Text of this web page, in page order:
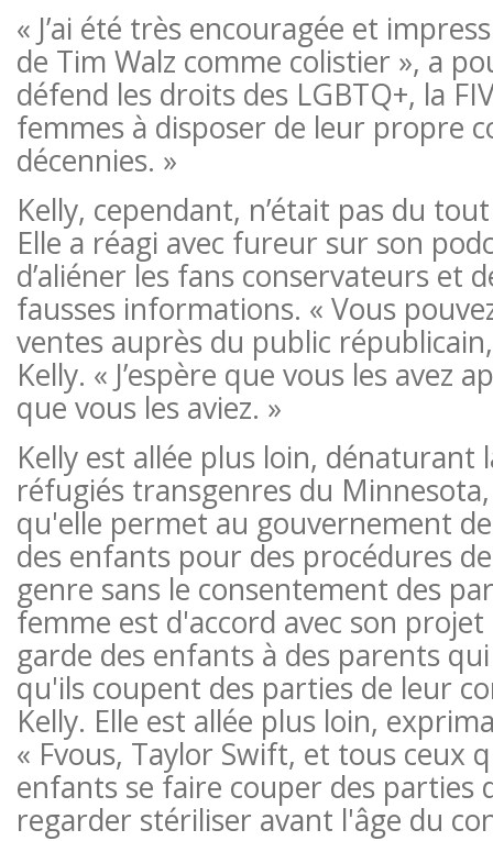
« J’ai été très encouragée et
de Tim Walz comme colistier », a
défend les droits des LGBTQ+, la
femmes à disposer de leur propre
décennies. »
Kelly, cependant, n’était pas du
Elle a réagi avec fureur sur son
d’aliéner les fans conservateurs et
fausses informations. « Vous
ventes auprès du public
Kelly. « J’espère que vous les avez
que vous les aviez. »
Kelly est allée plus loin, dénaturant
réfugiés transgenres du
qu'elle permet au gouvernement
des enfants pour des procédures
genre sans le consentement des
femme est d'accord avec son
garde des enfants à des parents
qu'ils coupent des parties de leur
Kelly. Elle est allée plus loin,
« Fvous, Taylor Swift, et tous ceux
enfants se faire couper des parties
regarder stériliser avant l'âge du